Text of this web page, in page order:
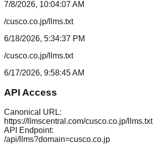
7/8/2026, 10:04:07 AM
/cusco.co.jp/llms.txt
6/18/2026, 5:34:37 PM
/cusco.co.jp/llms.txt
6/17/2026, 9:58:45 AM
API Access
Canonical URL:
https://llmscentral.com/cusco.co.jp/llms.txt
API Endpoint:
/api/llms?domain=cusco.co.jp